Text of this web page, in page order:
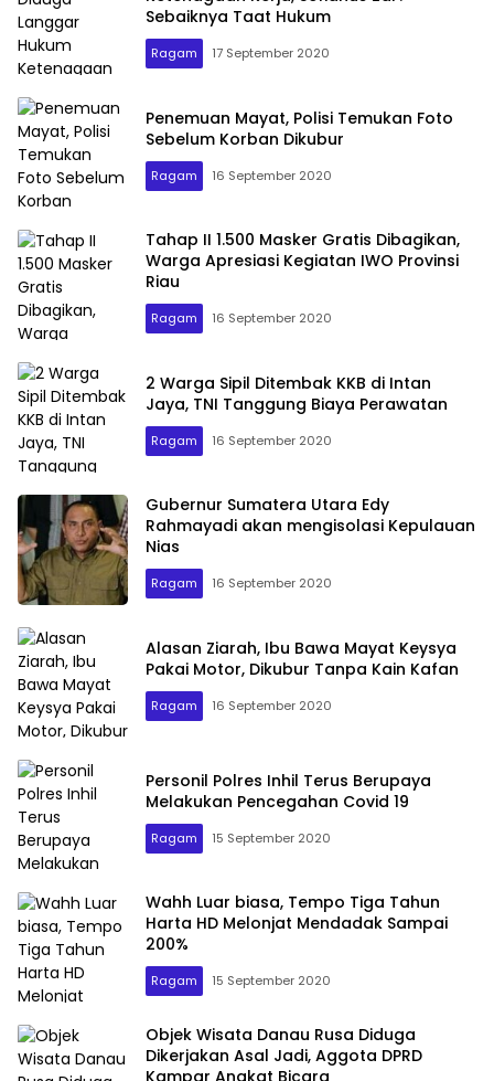
Sebaiknya Taat Hukum
Ragam 17 September 2020
Penemuan Mayat, Polisi Temukan Foto
Sebelum Korban Dikubur
Ragam 16 September 2020
Tahap II 1.500 Masker Gratis Dibagikan,
Warga Apresiasi Kegiatan IWO Provinsi
Riau
Ragam 16 September 2020
2 Warga Sipil Ditembak KKB di Intan
Jaya, TNI Tanggung Biaya Perawatan
Ragam 16 September 2020
Gubernur Sumatera Utara Edy
Rahmayadi akan mengisolasi Kepulauan
Nias
Ragam 16 September 2020
Alasan Ziarah, Ibu Bawa Mayat Keysya
Pakai Motor, Dikubur Tanpa Kain Kafan
Ragam 16 September 2020
Personil Polres Inhil Terus Berupaya
Melakukan Pencegahan Covid 19
Ragam 15 September 2020
Wahh Luar biasa, Tempo Tiga Tahun
Harta HD Melonjat Mendadak Sampai
200%
Ragam 15 September 2020
Objek Wisata Danau Rusa Diduga
Dikerjakan Asal Jadi, Aggota DPRD